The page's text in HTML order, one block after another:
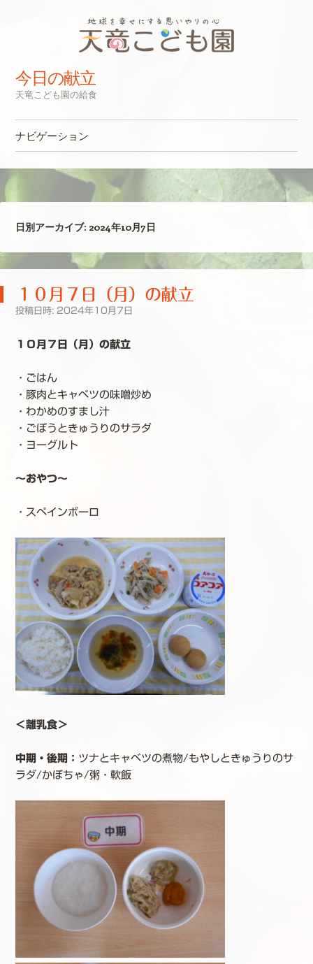
今日の献立
天竜こども園の給食
ナビゲーション
日別アーカイブ: 2024年10月7日
１０月７日（月）の献立
投稿日時: 2024年10月7日
１０月７日（月）の献立
・ごはん
・豚肉とキャベツの味噌炒め
・わかめのすまし汁
・ごぼうときゅうりのサラダ
・ヨーグルト
～おやつ～
・スペインボーロ
＜離乳食＞
中期・後期： ツナとキャベツの煮物/もやしときゅうりのサ
ラダ/かぼちゃ/粥・軟飯